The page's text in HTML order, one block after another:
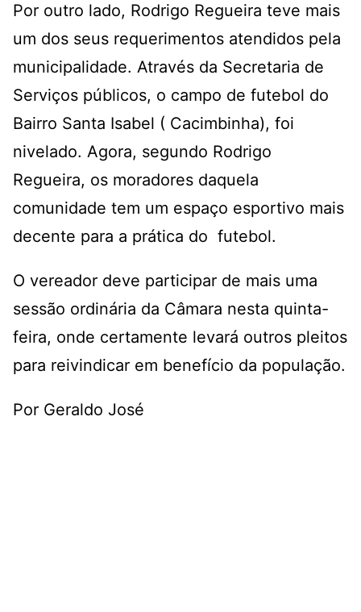
Por outro lado, Rodrigo Regueira teve mais
um dos seus requerimentos atendidos pela
municipalidade. Através da Secretaria de
Serviços públicos, o campo de futebol do
Bairro Santa Isabel ( Cacimbinha), foi
nivelado. Agora, segundo Rodrigo
Regueira, os moradores daquela
comunidade tem um espaço esportivo mais
decente para a prática do futebol.
O vereador deve participar de mais uma
sessão ordinária da Câmara nesta quinta-
feira, onde certamente levará outros pleitos
para reivindicar em benefício da população.
Por Geraldo José